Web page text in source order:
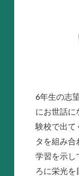
6年生の志
にお世話に
験校で出て
タを組み合
学習を示し
ろに栄光を